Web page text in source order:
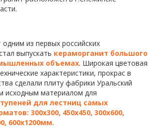
одним из первых российских
выпускать кераморганит большого
объемах. Широкая цветовая
характеристики, прокрас в
сделали плиту фабрики Уральский
для лестниц самых
300х300, 450х450, 300х600,
600х1200мм.